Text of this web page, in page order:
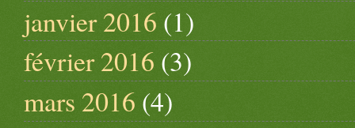
janvier 2016 (1)
février 2016 (3)
mars 2016 (4)